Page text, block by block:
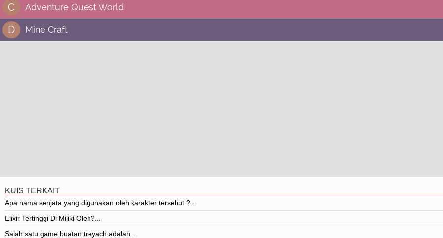
C Adventure Quest World
D Mine Craft
KUIS TERKAIT
Apa nama senjata yang digunakan oleh karakter tersebut ?...
Elixir Tertinggi Di Miliki Oleh?...
Salah satu game buatan treyach adalah...